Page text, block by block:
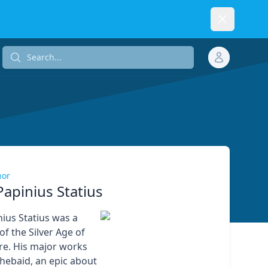
Search...
Statius
Statius was a
the Silver Age of
His major works
an epic about